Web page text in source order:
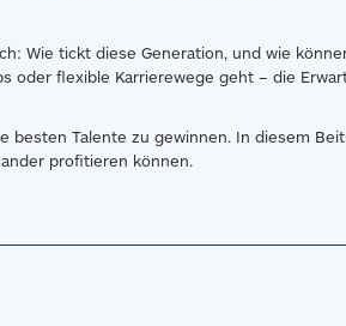
Wie tickt diese Generation, und wie
flexible Karrierewege geht – die
besten Talente zu gewinnen. In diesem
profitieren können.